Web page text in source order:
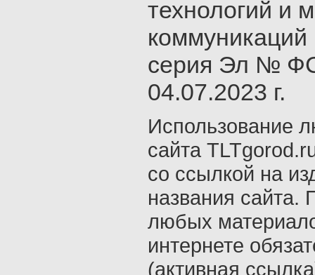
технологий и
серия Эл №
04.07.2023 г.
Использование
сайта
со ссылкой на
названия сайта.
любых
интернете
(активная